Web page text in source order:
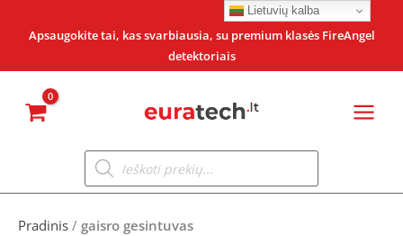
Apsaugokite tai, kas svarbiausia, su premium klasės FireAngel
detektoriais
Products
search
Pradinis / gaisro gesintuvas
Lietuvių kalba